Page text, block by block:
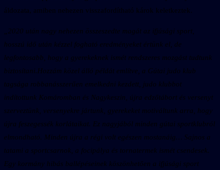
áldozata, amiben nehezen visszafordítható károk keletkeztek.
„2020 után nagy nehezen összeszedte magát az ifjúsági sport,
hosszú idő után kézzel fogható eredményeket értünk el, de
legfontosabb, hogy a gyerekeknek ismét rendszeres mozgást tudtunk
biztosítani.Hozzám közel álló példát említve, a Gútai judo klub
tagsága robbanásszerűen emelkedni kezdett, judo klubbot
indítottunk Komáromban és Nagykeszin, újra edzőtábort és versenyt
szerveztünk, versenyekre jártunk, gyerekeket motiváltunk arra, hogy
újra feszegessék korlátaikat. Ez nagyjából minden gútai sportklubról
elmondható. Minden újra a régi volt egészen mostanáig… Sajnos a
tatami a sportcsarnok, a focipálya és tornatermek ismét csendesek.
Egy kormány hibás ballépéseinek köszönhetően a ifjúsági sport